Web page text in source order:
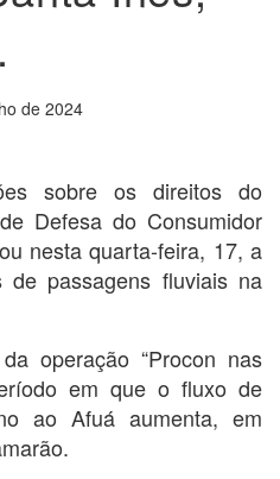
de 2024
sobre os direitos do
Defesa do Consumidor
nesta quarta-feira, 17, a
de passagens fluviais na
operação “Procon nas
em que o fluxo de
ao Afuá aumenta, em